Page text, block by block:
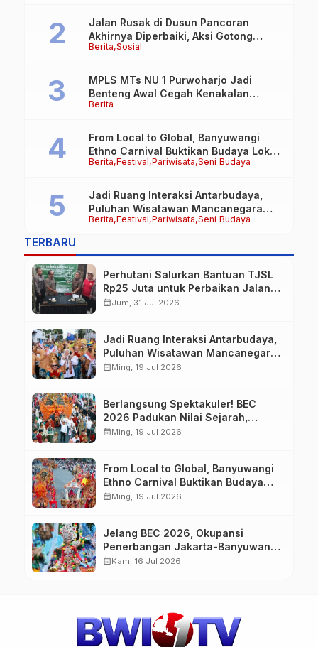
Berita Sosial
Jalan Rusak di Dusun Pancoran
Akhirnya Diperbaiki, Aksi Gotong
Royong FRB dan Laskar Bali Shanti Jet
Berita
MPLS MTs NU 1 Purwoharjo Jadi
Benteng Awal Cegah Kenakalan
Remaja, Polsek Purwoharjo Tanamkan
Berita Festival Pariwisata Seni Budaya
From Local to Global, Banyuwangi
Ethno Carnival Buktikan Budaya Lokal
Mampu Mendunia
Berita Festival Pariwisata Seni Budaya
Jadi Ruang Interaksi Antarbudaya,
Puluhan Wisatawan Mancanegara
Meriahkan BEC 2026
TERBARU
Perhutani Salurkan Bantuan TJSL
Rp25 Juta untuk Perbaikan Jalan
Warga Sekitar Hutan di
calendar_monthJum, 31 Jul 2026
Jadi Ruang Interaksi Antarbudaya,
Puluhan Wisatawan Mancanegara
Meriahkan BEC 2026
calendar_monthMing, 19 Jul 2026
Berlangsung Spektakuler! BEC
2026 Padukan Nilai Sejarah,
Budaya, dan Fashion Berkelas
calendar_monthMing, 19 Jul 2026
From Local to Global, Banyuwangi
Ethno Carnival Buktikan Budaya
Lokal Mampu Mendunia
calendar_monthMing, 19 Jul 2026
Jelang BEC 2026, Okupansi
Penerbangan Jakarta-Banyuwangi
Tembus 90 Persen
calendar_monthKam, 16 Jul 2026